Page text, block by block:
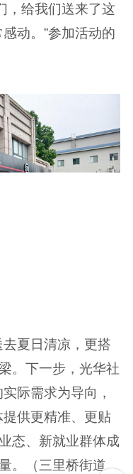
，给我们送来了这
动。”参加活动的
夏日清凉，更搭
。下一步，光华社
际需求为导向，
供更精准、更贴
态、新就业群体成
。（三里桥街道